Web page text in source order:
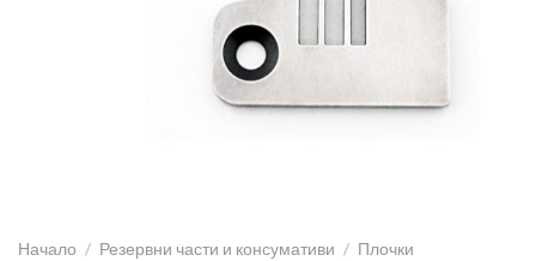
Начало / Резервни части и консумативи / Плочки